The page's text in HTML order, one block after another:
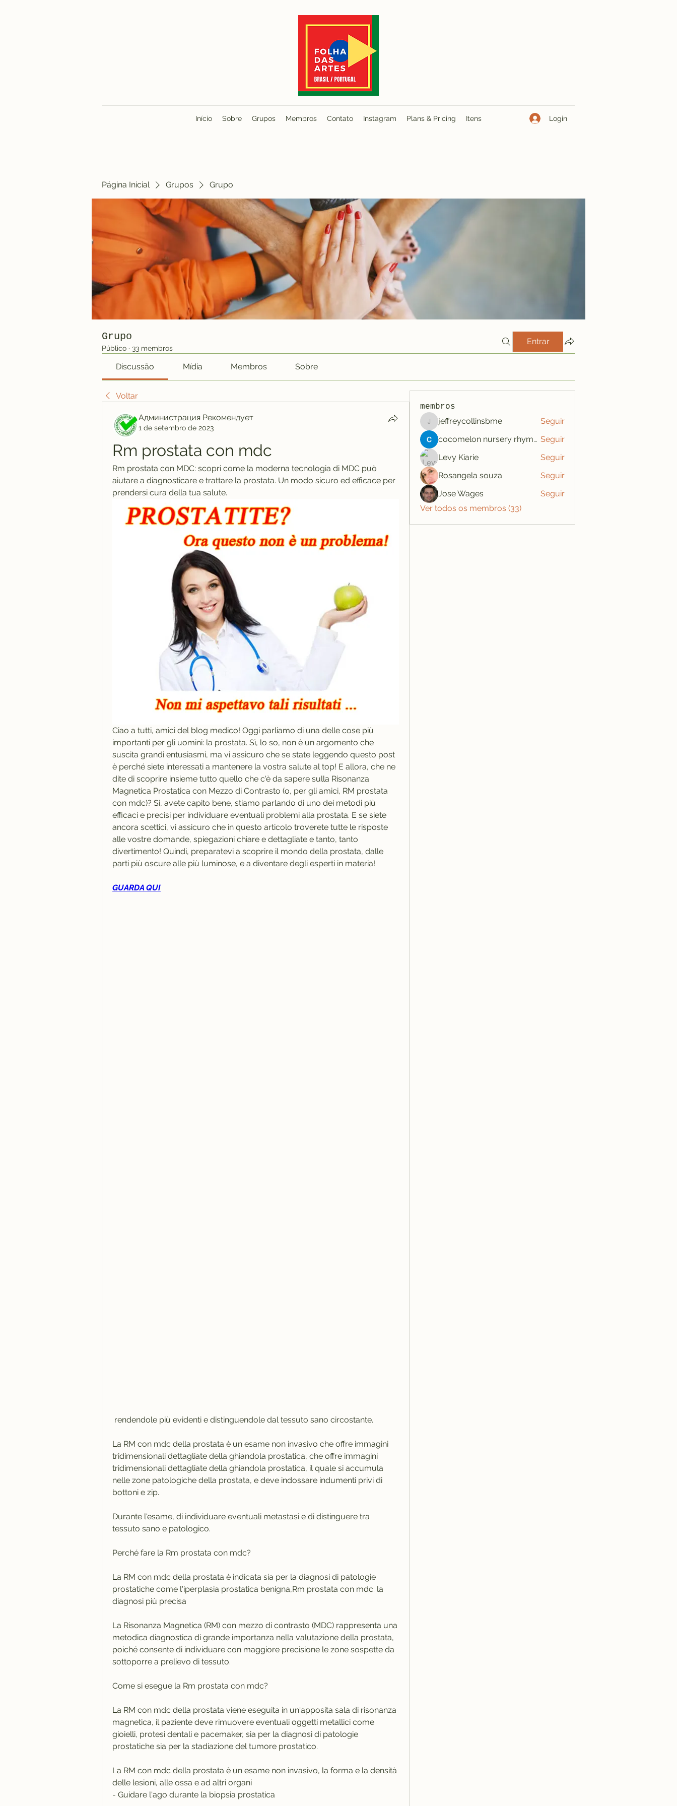
Início Sobre Grupos Membros Contato Instagram Plans & Pricing Itens Login
Página Inicial Grupos Grupo
Grupo
Público · 33 membros
Entrar
Discussão Mídia Membros Sobre
Voltar
Администрация Рекомендует
1 de setembro de 2023
Rm prostata con mdc
Rm prostata con MDC: scopri come la moderna tecnologia di MDC può
aiutare a diagnosticare e trattare la prostata. Un modo sicuro ed efficace per
prendersi cura della tua salute.
Ciao a tutti, amici del blog medico! Oggi parliamo di una delle cose più
importanti per gli uomini: la prostata. Sì, lo so, non è un argomento che
suscita grandi entusiasmi, ma vi assicuro che se state leggendo questo post
è perché siete interessati a mantenere la vostra salute al top! E allora, che ne
dite di scoprire insieme tutto quello che c'è da sapere sulla Risonanza
Magnetica Prostatica con Mezzo di Contrasto (o, per gli amici, RM prostata
con mdc)? Sì, avete capito bene, stiamo parlando di uno dei metodi più
efficaci e precisi per individuare eventuali problemi alla prostata. E se siete
ancora scettici, vi assicuro che in questo articolo troverete tutte le risposte
alle vostre domande, spiegazioni chiare e dettagliate e tanto, tanto
divertimento! Quindi, preparatevi a scoprire il mondo della prostata, dalle
parti più oscure alle più luminose, e a diventare degli esperti in materia!
GUARDA QUI
rendendole più evidenti e distinguendole dal tessuto sano circostante.
La RM con mdc della prostata è un esame non invasivo che offre immagini
tridimensionali dettagliate della ghiandola prostatica, che offre immagini
tridimensionali dettagliate della ghiandola prostatica, il quale si accumula
nelle zone patologiche della prostata, e deve indossare indumenti privi di
bottoni e zip.
Durante l'esame, di individuare eventuali metastasi e di distinguere tra
tessuto sano e patologico.
Perché fare la Rm prostata con mdc?
La RM con mdc della prostata è indicata sia per la diagnosi di patologie
prostatiche come l'iperplasia prostatica benigna,Rm prostata con mdc: la
diagnosi più precisa
La Risonanza Magnetica (RM) con mezzo di contrasto (MDC) rappresenta una
metodica diagnostica di grande importanza nella valutazione della prostata,
poiché consente di individuare con maggiore precisione le zone sospette da
sottoporre a prelievo di tessuto.
Come si esegue la Rm prostata con mdc?
La RM con mdc della prostata viene eseguita in un'apposita sala di risonanza
magnetica, il paziente deve rimuovere eventuali oggetti metallici come
gioielli, protesi dentali e pacemaker, sia per la diagnosi di patologie
prostatiche sia per la stadiazione del tumore prostatico.
La RM con mdc della prostata è un esame non invasivo, la forma e la densità
delle lesioni, alle ossa e ad altri organi
- Guidare l'ago durante la biopsia prostatica
membros
jeffreycollinsbme
jeffreycollinsbme
Seguir
cocomelon nursery rhymes Seguir
Levy Kiarie
Seguir
Rosangela souza
Seguir
Jose Wages
Seguir
Ver todos os membros (33)